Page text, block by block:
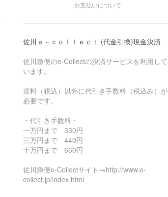
お支払いについて
佐川ｅ－ｃｏｌｌｅｃｔ (代金引換)現金決済
佐川急便のe-Collectの決済サービスを利用して
います。
送料（税込）以外に代引き手数料（税込み）が
必要です。
・代引き手数料・
一万円まで 330円
三万円まで 440円
十万円まで 660円
佐川急便e-Collectサイト→http://www.e-
collect.jp/index.html